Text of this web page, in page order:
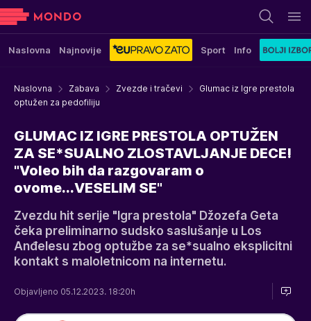
Naslovna Najnovije Sport Info
Naslovna Zabava Zvezde i tračevi
Glumac iz Igre prestola
optužen za pedofiliju
GLUMAC IZ IGRE PRESTOLA OPTUŽEN
ZA SE*SUALNO ZLOSTAVLJANJE DECE!
"Voleo bih da razgovaram o
ovome...VESELIM SE"
Zvezdu hit serije "Igra prestola" Džozefa Geta
čeka preliminarno sudsko saslušanje u Los
Anđelesu zbog optužbe za se*sualno eksplicitni
kontakt s maloletnicom na internetu.
Objavljeno 05.12.2023. 18:20h